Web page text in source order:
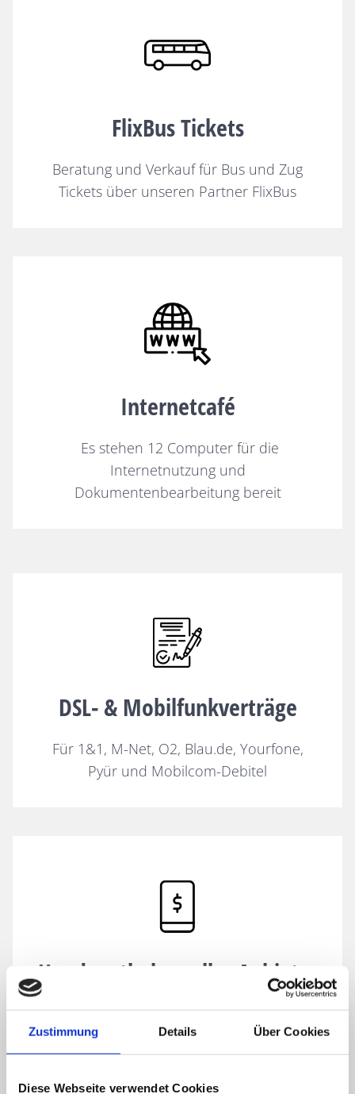
Zustimmung Details Über Cookies
Diese Webseite verwendet Cookies
FlixBus Tickets
Beratung und Verkauf für Bus und Zug
Tickets über unseren Partner FlixBus
Internetcafé
Es stehen 12 Computer für die
Internetnutzung und
Dokumentenbearbeitung bereit
DSL- & Mobilfunkverträge
Für 1&1, M-Net, O2, Blau.de, Yourfone,
Pyür und Mobilcom-Debitel
Handyguthaben aller Anbieter
Aufladung aller Handyguthaben inkl.
Wertgutscheinen wie Amazon, Paysafe,
Playsation, Xbox u.v.m.